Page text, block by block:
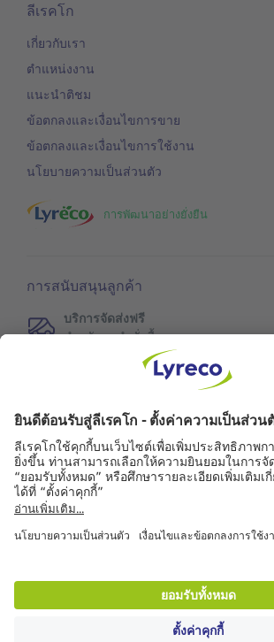
ลีเรคโก
เกี่ยวกับเรา
ตำแหน่งงาน
แนะนำติชม
ข้อตกลงและเงื่อนไขการขาย
ข้อตกลงและเงื่อนไขการใช้งาน
นโยบายความเป็นส่วนตัว
การพัฒนาอย่างยั่งยืน
การสนับสนุนลูกค้า
บริการจัดส่งฟรี
สำหรับทุกคำสั่งซื้อ
จัดส่งในวันทำการถัดไป
สำหรับคำสั่งซื้อก่อนเวลา 18.00 น.
สามารถส่งคืนสินค้าได้ฟรี
คืนสินค้าได้ภายใน 30 วัน
ข้อมูลเพิ่มเติม
คุณภาพการบริการ
ข่าวลีเรคโก